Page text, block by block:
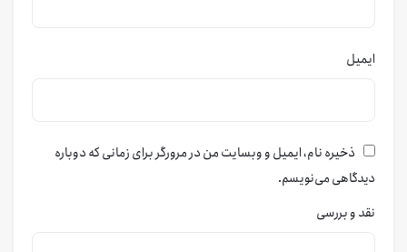
ایمیل
ذخیره نام، ایمیل و وبسایت من در مرورگر برای زمانی که دوباره
دیدگاهی می‌نویسم.
نقد و بررسی